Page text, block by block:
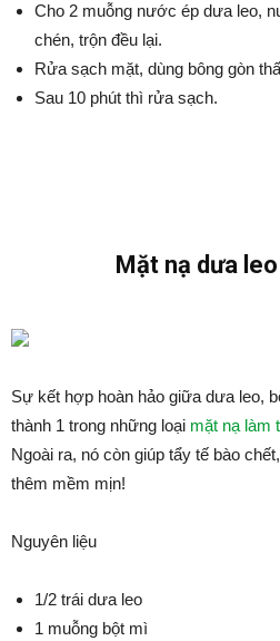
Cho 2 muỗng nước ép dưa leo,
chén, trộn đều lại.
Rửa sạch mặt, dùng bông gòn
Sau 10 phút thì rửa sạch.
Mặt nạ dưa
Sự kết hợp hoàn hảo giữa dưa leo,
thành 1 trong những loại mặt nạ làm
Ngoài ra, nó còn giúp tẩy tế bào
thêm mềm mịn!
Nguyên liệu
1/2 trái dưa leo
1 muỗng bột mì